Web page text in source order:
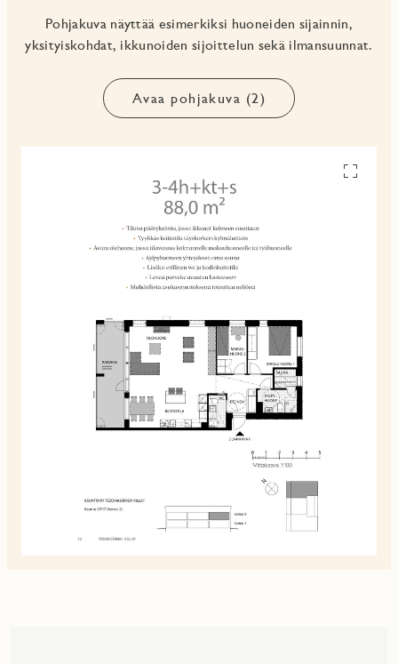
Pohjakuva näyttää esimerkiksi huoneiden sijainnin,
yksityiskohdat, ikkunoiden sijoittelun sekä ilmansuunnat.
Avaa pohjakuva (2)
Avaa